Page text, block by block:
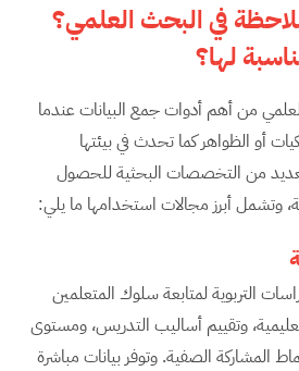
في البحث العلمي؟
لها؟
من أهم أدوات جمع البيانات عندما
أو الظواهر كما تحدث في بيئتها
من التخصصات البحثية للحصول
وتشمل أبرز مجالات استخدامها ما يلي:
التربوية لمتابعة سلوك المتعلمين
وتقييم أساليب التدريس، ومستوى
المشاركة الصفية. وتوفر بيانات مباشرة